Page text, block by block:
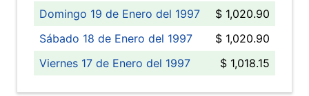
Domingo 19 de Enero del 1997
$ 1,020.90
Sábado 18 de Enero del 1997
$ 1,020.90
Viernes 17 de Enero del 1997
$ 1,018.15